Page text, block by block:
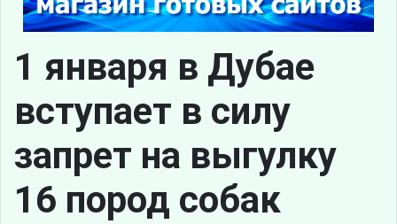
1 января в Дубае
вступает в силу
запрет на выгулку
16 пород собак